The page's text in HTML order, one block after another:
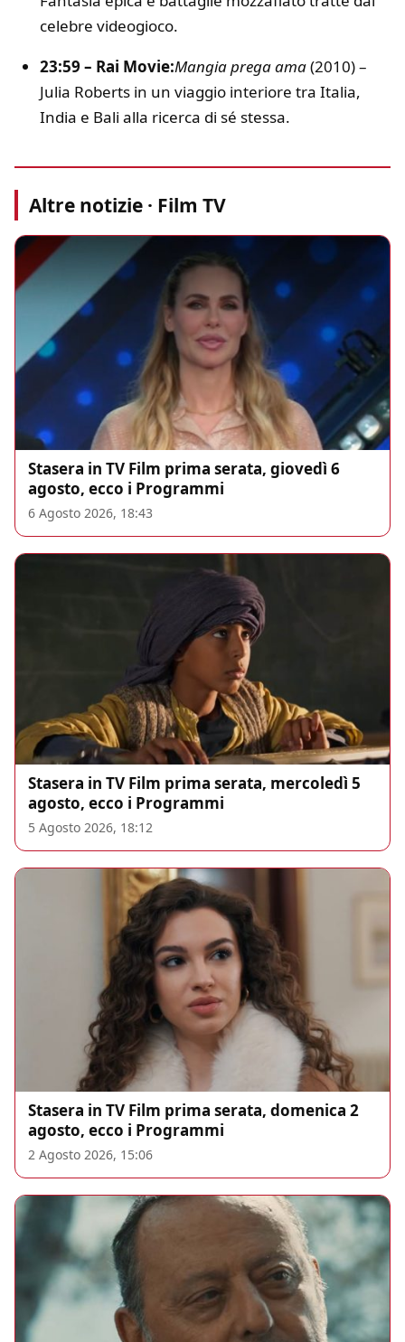
celebre videogioco.
23:59 – Rai Movie:Mangia prega ama(2010) –
Julia Roberts in un viaggio interiore tra Italia,
India e Bali alla ricerca di sé stessa.
Altre notizie · Film TV
Stasera in TV Film prima serata, giovedì 6
agosto, ecco i Programmi
6 Agosto 2026, 18:43
Stasera in TV Film prima serata, mercoledì 5
agosto, ecco i Programmi
5 Agosto 2026, 18:12
Stasera in TV Film prima serata, domenica 2
agosto, ecco i Programmi
2 Agosto 2026, 15:06